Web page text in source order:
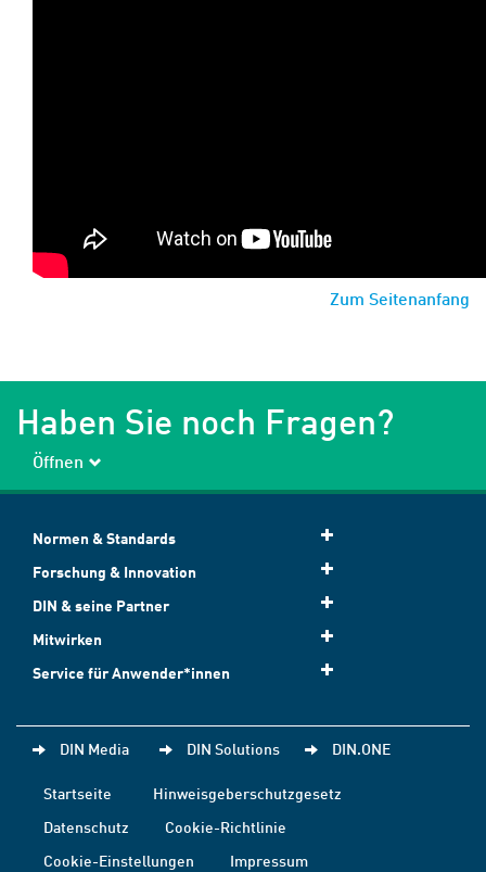
Zum Seitenanfang
Haben Sie noch Fragen?
Öffnen
Normen & Standards
Forschung & Innovation
DIN & seine Partner
Mitwirken
Service für Anwender*innen
DIN Media DIN Solutions DIN.ONE
Startseite
Hinweisgeberschutzgesetz
Datenschutz
Cookie-Richtlinie
Cookie-Einstellungen
Impressum